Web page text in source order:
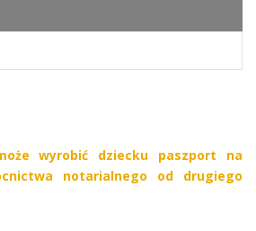
wyrobić dziecku paszport na
notarialnego od drugiego